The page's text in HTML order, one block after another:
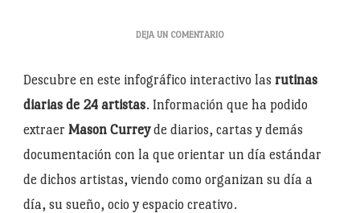
DEJA UN COMENTARIOEN
DE
24
MENTES
CREATIVAS
Descubre en este infográfico interactivo las rutinas
diarias de 24 artistas. Información que ha podido
extraer Mason Curreyde diarios, cartas y demás
documentación con la que orientar un día estándar
de dichos artistas, viendo como organizan su día a
día, su sueño, ocio y espacio creativo.